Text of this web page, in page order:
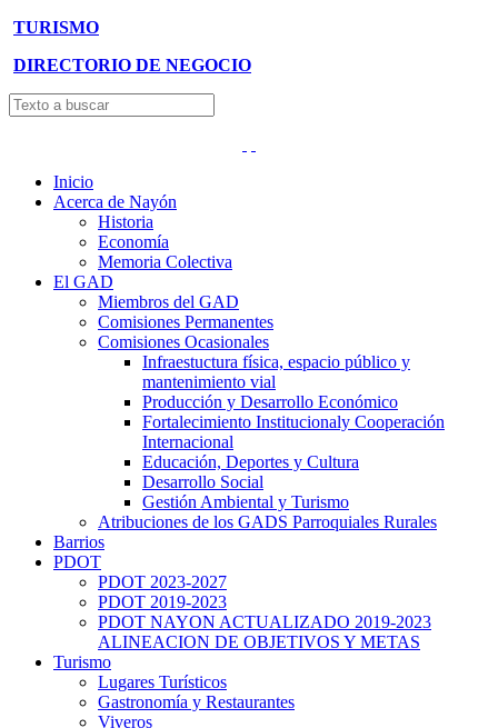
TURISMO
DIRECTORIO DE NEGOCIO
Inicio
Acerca de Nayón
Historia
Economía
Memoria Colectiva
El GAD
Miembros del GAD
Comisiones Permanentes
Comisiones Ocasionales
Infraestuctura física, espacio público y
mantenimiento vial
Producción y Desarrollo Económico
Fortalecimiento Institucionaly Cooperación
Internacional
Educación, Deportes y Cultura
Desarrollo Social
Gestión Ambiental y Turismo
Atribuciones de los GADS Parroquiales Rurales
Barrios
PDOT
PDOT 2023-2027
PDOT 2019-2023
PDOT NAYON ACTUALIZADO 2019-2023
ALINEACION DE OBJETIVOS Y METAS
Turismo
Lugares Turísticos
Gastronomía y Restaurantes
Viveros